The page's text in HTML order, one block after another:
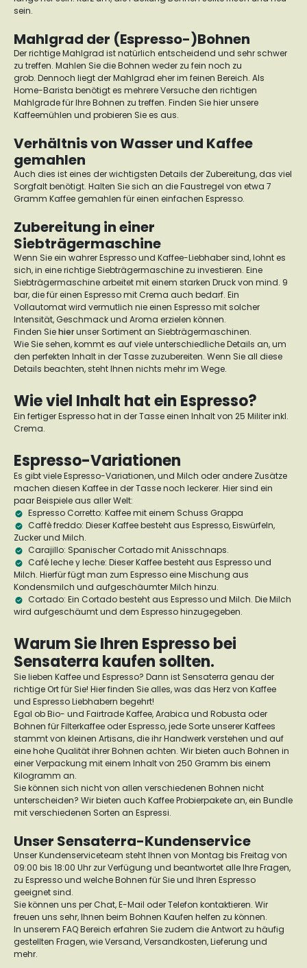
sein.
Mahlgrad der (Espresso-)Bohnen
Der richtige Mahlgrad ist natürlich entscheidend und sehr schwer
zu treffen. Mahlen Sie die Bohnen weder zu fein noch zu
grob. Dennoch liegt der Mahlgrad eher im feinen Bereich. Als
Home-Barista benötigt es mehrere Versuche den richtigen
Mahlgrade für Ihre Bohnen zu treffen. Finden Sie hier unsere
Kaffeemühlen und probieren Sie es aus.
Verhältnis von Wasser und Kaffee
gemahlen
Auch dies ist eines der wichtigsten Details der Zubereitung, das viel
Sorgfalt benötigt. Halten Sie sich an die Faustregel von etwa 7
Gramm Kaffee gemahlen für einen einfachen Espresso.
Zubereitung in einer
Siebträgermaschine
Wenn Sie ein wahrer Espresso und Kaffee-Liebhaber sind, lohnt es
sich, in eine richtige Siebträgermaschine zu investieren. Eine
Siebträgermaschine arbeitet mit einem starken Druck von mind. 9
bar, die für einen Espresso mit Crema auch bedarf. Ein
Vollautomat wird vermutlich nie einen Espresso mit solcher
Intensität, Geschmack und Aroma erzielen können.
Finden Siehierunser Sortiment an Siebträgermaschinen.
Wie Sie sehen, kommt es auf viele unterschiedliche Details an, um
den perfekten Inhalt in der Tasse zuzubereiten. Wenn Sie all diese
Details beachten, steht Ihnen nichts mehr im Wege.
Wie viel Inhalt hat ein Espresso?
Ein fertiger Espresso hat in der Tasse einen Inhalt von 25 Militer inkl.
Crema.
Espresso-Variationen
Es gibt viele Espresso-Variationen, und Milch oder andere Zusätze
machen diesen Kaffee in der Tasse noch leckerer. Hier sind ein
paar Beispiele aus aller Welt:
Espresso Corretto: Kaffee mit einem Schuss Grappa
Caffè freddo: Dieser Kaffee besteht aus Espresso, Eiswürfeln,
Zucker und Milch.
Carajillo: Spanischer Cortado mit Anisschnaps.
Café leche y leche: Dieser Kaffee besteht aus Espresso und
Milch. Hierfür fügt man zum Espresso eine Mischung aus
Kondensmilch und aufgeschäumter Milch hinzu.
Cortado: Ein Cortado besteht aus Espresso und Milch. Die Milch
wird aufgeschäumt und dem Espresso hinzugegeben.
Warum Sie Ihren Espresso bei
Sensaterra kaufen sollten.
Sie lieben Kaffee und Espresso? Dann ist Sensaterra genau der
richtige Ort für Sie! Hier finden Sie alles, was das Herz von Kaffee
und Espresso Liebhabern begehrt!
Egal ob Bio- und Fairtrade Kaffee, Arabica und Robusta oder
Bohnen für Filterkaffee oder Espresso, jede Sorte unserer Kaffees
stammt von kleinen Artisans, die ihr Handwerk verstehen und auf
eine hohe Qualität ihrer Bohnen achten. Wir bieten auch Bohnen in
einer Verpackung mit einem Inhalt von 250 Gramm bis einem
Kilogramm an.
Sie können sich nicht von allen verschiedenen Bohnen nicht
unterscheiden? Wir bieten auch Kaffee Probierpakete an, ein Bundle
mit verschiedenen Sorten an Espressi.
Unser Sensaterra-Kundenservice
Unser Kundenserviceteam steht Ihnen von Montag bis Freitag von
09:00 bis 18:00 Uhr zur Verfügung und beantwortet alle Ihre Fragen,
zu Espresso und welche Bohnen für Sie und Ihren Espresso
geeignet sind.
Sie können uns per Chat, E-Mail oder Telefon kontaktieren. Wir
freuen uns sehr, Ihnen beim Bohnen Kaufen helfen zu können.
In unserem FAQ Bereich erfahren Sie zudem die Antwort zu häufig
gestellten Fragen, wie Versand, Versandkosten, Lieferung und
mehr.